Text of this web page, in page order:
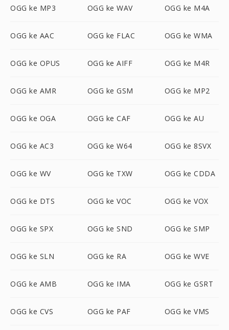
OGG ke MP3 OGG ke WAV OGG ke M4A
OGG ke AAC OGG ke FLAC OGG ke WMA
OGG ke OPUS OGG ke AIFF OGG ke M4R
OGG ke AMR OGG ke GSM OGG ke MP2
OGG ke OGA OGG ke CAF OGG ke AU
OGG ke AC3 OGG ke W64 OGG ke 8SVX
OGG ke WV OGG ke TXW OGG ke CDDA
OGG ke DTS OGG ke VOC OGG ke VOX
OGG ke SPX OGG ke SND OGG ke SMP
OGG ke SLN OGG ke RA OGG ke WVE
OGG ke AMB OGG ke IMA OGG ke GSRT
OGG ke CVS OGG ke PAF OGG ke VMS